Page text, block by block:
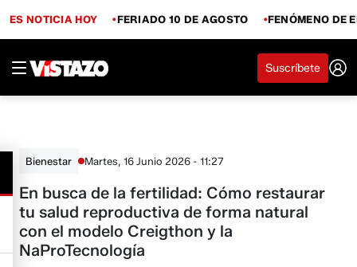
ES NOTICIA HOY FERIADO 10 DE AGOSTO FENÓMENO DE
Suscríbete
Bienestar Martes, 16 Junio 2026 - 11:27
En busca de la fertilidad: Cómo restaurar
tu salud reproductiva de forma natural
con el modelo Creigthon y la
NaProTecnología